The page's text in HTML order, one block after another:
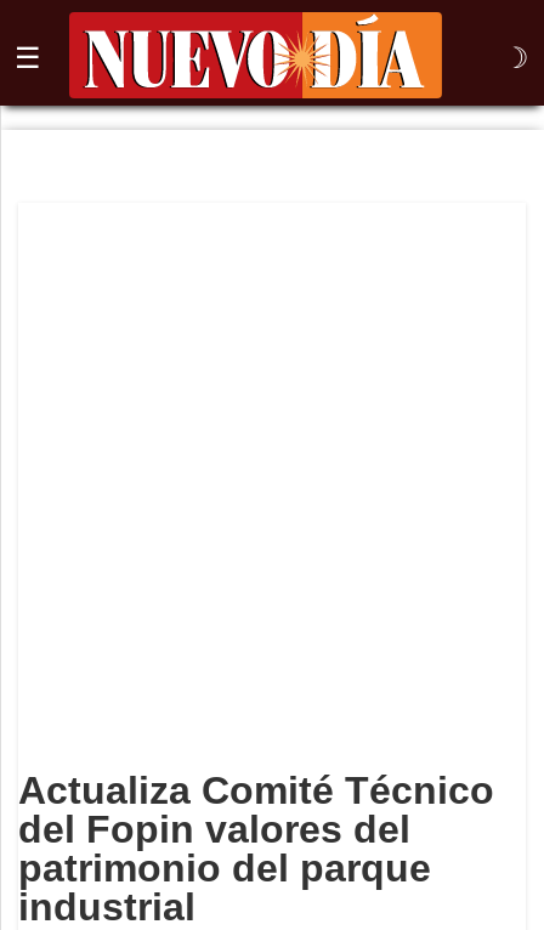
☰ ☽
⌕
Actualiza Comité Técnico
del Fopin valores del
patrimonio del parque
industrial